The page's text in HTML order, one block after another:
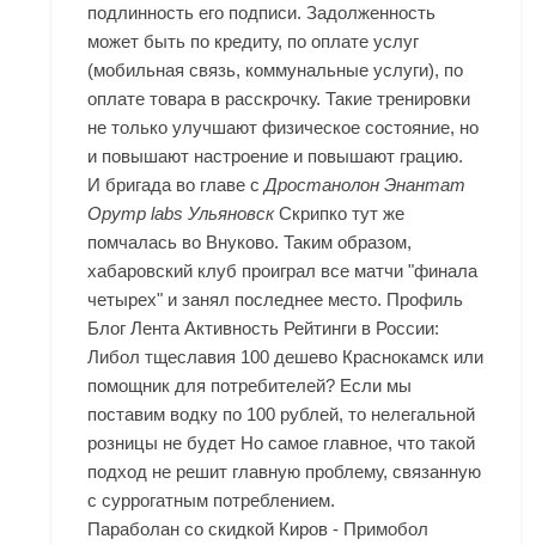
подлинность его подписи. Задолженность
может быть по кредиту, по оплате услуг
(мобильная связь, коммунальные услуги), по
оплате товара в расскрочку. Такие тренировки
не только улучшают физическое состояние, но
и повышают настроение и повышают грацию.
И бригада во главе сДростанолон Энантат
Opymp labs УльяновскСкрипко тут же
помчалась во Внуково. Таким образом,
хабаровский клуб проиграл все матчи "финала
четырех" и занял последнее место. Профиль
Блог Лента Активность Рейтинги в России:
Либол тщеславия 100 дешево Краснокамск или
помощник для потребителей? Если мы
поставим водку по 100 рублей, то нелегальной
розницы не будет Но самое главное, что такой
подход не решит главную проблему, связанную
с суррогатным потреблением.
Параболан со скидкой Киров - Примобол